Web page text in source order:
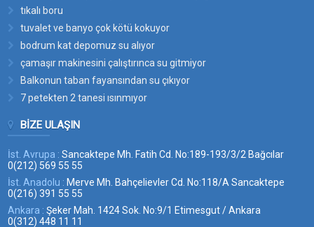
tıkalı boru
tuvalet ve banyo çok kötü kokuyor
bodrum kat depomuz su alıyor
çamaşır makinesini çalıştırınca su gitmiyor
Balkonun taban fayansından su çıkıyor
7 petekten 2 tanesi ısınmıyor
BIZE ULAŞIN
İst. Avrupa :Sancaktepe Mh. Fatih Cd. No:189-193/3/2 Bağcılar
0(212) 569 55 55
İst. Anadolu : Merve Mh. Bahçelievler Cd. No:118/A Sancaktepe
0(216) 391 55 55
Ankara :Şeker Mah. 1424 Sok. No:9/1 Etimesgut / Ankara
0(312) 448 11 11